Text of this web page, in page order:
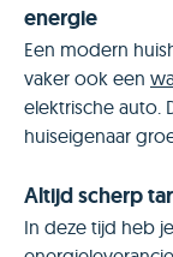
energie
Een modern
vaker ook een
elektrische auto.
huiseigenaar
Altijd scherp
In deze tijd heb